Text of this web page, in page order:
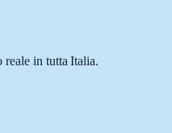
reale in tutta Italia.